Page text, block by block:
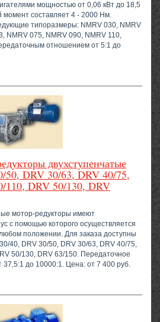
мощностью от 0,06 кВт до 18,5
момент составляет 4 - 2000 Нм.
типоразмеры: NMRV 030, NMRV
NMRV 075, NMRV 090, NMRV 110,
отношением от 5:1 до
двухступенчатые
50, DRV 30/63, DRV 40/75,
110, DRV 50/130, DRV
мотор-редукторы имеют
с помощью которого осуществляется
положении. Для заказа доступны
40, DRV 30/50, DRV 30/63, DRV 40/75,
50/130, DRV 63/150. Передаточное
до 10000:1. Цена: от 7 400 руб.